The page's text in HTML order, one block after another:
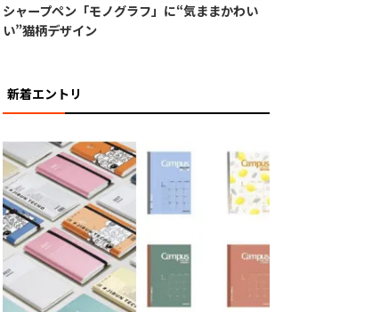
シャープペン「モノグラフ」に“気ままかわい
い”猫柄デザイン
新着エントリ